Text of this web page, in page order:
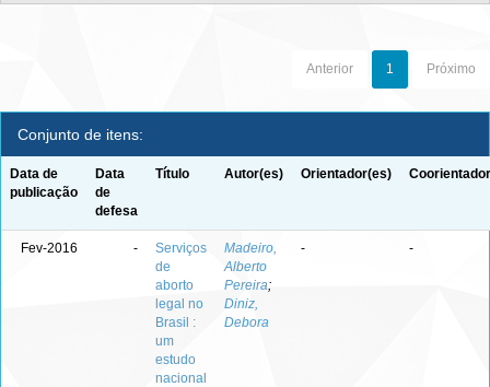
Anterior 1 Próximo
Conjunto de itens:
Data de
publicação
Data
de
defesa
Título Autor(es) Orientador(es)
Fev-2016 -
Serviços
de
aborto
legal no
Brasil :
um
estudo
nacional
Madeiro,
Alberto
Pereira;
Diniz,
Debora
- -